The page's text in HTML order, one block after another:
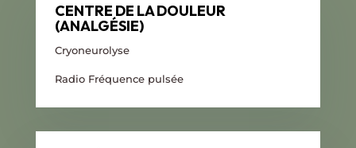
CENTRE DE LA DOULEUR
(ANALGÉSIE)
Cryoneurolyse
Radio Fréquence pulsée